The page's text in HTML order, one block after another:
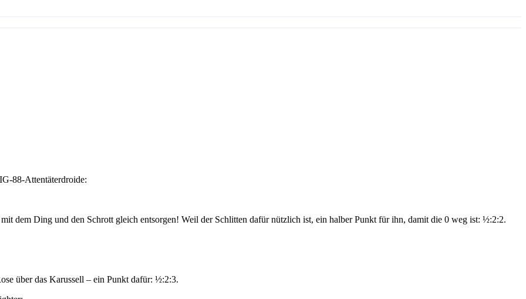
88-Attentäterdroide:
dem Ding und den Schrott gleich entsorgen! Weil der Schlitten dafür nützlich ist, ein halber Punkt für ihn, damit die 0 weg ist: ½:2:2.
über das Karussell – ein Punkt dafür: ½:2:3.